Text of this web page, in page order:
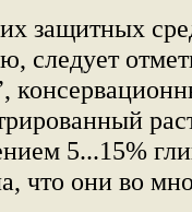
защитных
следует
5...15%
что они во